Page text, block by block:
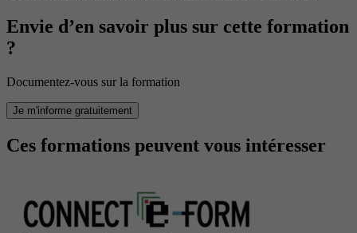
Envie d’en savoir plus sur cette formation
?
Documentez-vous sur la formation
Je m'informe gratuitement
Ces formations peuvent vous intéresser